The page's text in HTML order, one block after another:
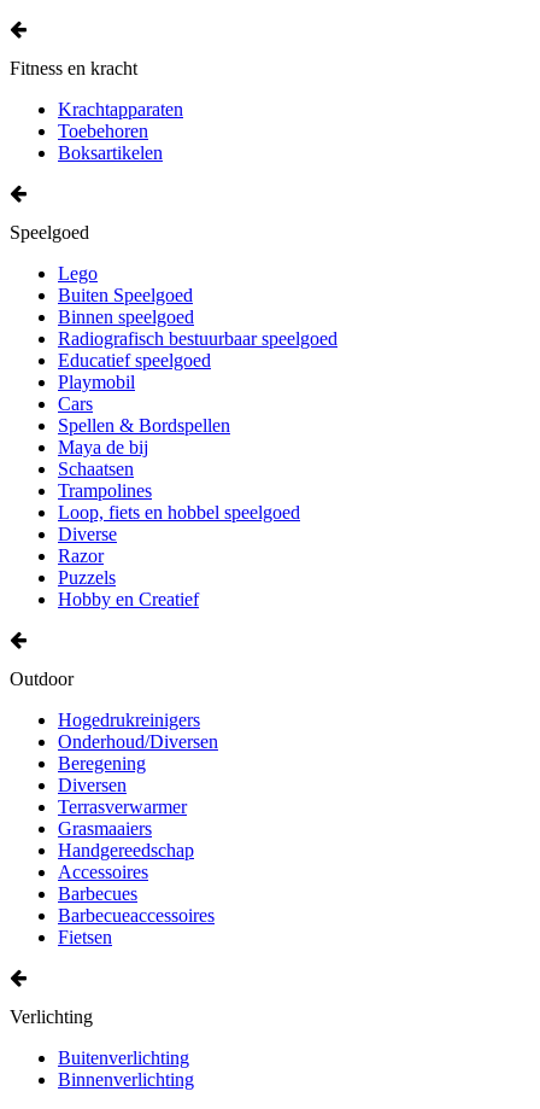
Fitness en kracht
Krachtapparaten
Toebehoren
Boksartikelen
Speelgoed
Lego
Buiten Speelgoed
Binnen speelgoed
Radiografisch bestuurbaar speelgoed
Educatief speelgoed
Playmobil
Cars
Spellen & Bordspellen
Maya de bij
Schaatsen
Trampolines
Loop, fiets en hobbel speelgoed
Diverse
Razor
Puzzels
Hobby en Creatief
Outdoor
Hogedrukreinigers
Onderhoud/Diversen
Beregening
Diversen
Terrasverwarmer
Grasmaaiers
Handgereedschap
Accessoires
Barbecues
Barbecueaccessoires
Fietsen
Verlichting
Buitenverlichting
Binnenverlichting